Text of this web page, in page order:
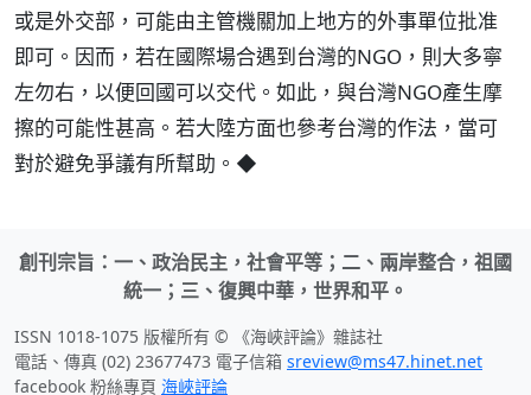
或是外交部，可能由主管機關加上地方的外事單位批准
即可。因而，若在國際場合遇到台灣的NGO，則大多寧
左勿右，以便回國可以交代。如此，與台灣NGO產生摩
擦的可能性甚高。若大陸方面也參考台灣的作法，當可
對於避免爭議有所幫助。◆
創刊宗旨：一、政治民主，社會平等；二、兩岸整合，祖國
統一；三、復興中華，世界和平。
ISSN 1018-1075 版權所有 © 《海峽評論》雜誌社
電話、傳真 (02) 23677473 電子信箱 sreview@ms47.hinet.net
facebook 粉絲專頁 海峽評論